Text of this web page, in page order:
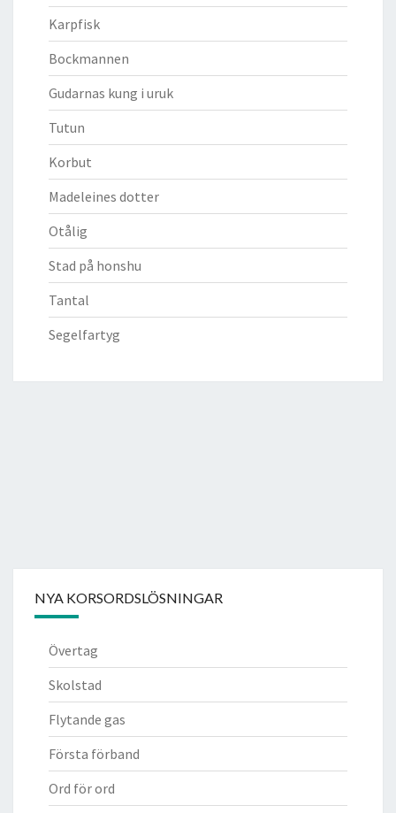
Karpfisk
Bockmannen
Gudarnas kung i uruk
Tutun
Korbut
Madeleines dotter
Otålig
Stad på honshu
Tantal
Segelfartyg
NYA KORSORDSLÖSNINGAR
Övertag
Skolstad
Flytande gas
Första förband
Ord för ord